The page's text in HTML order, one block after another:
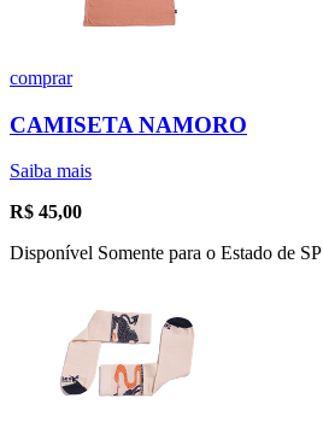
comprar
CAMISETA NAMORO
Saiba mais
R$ 45,00
Disponível Somente para o Estado de SP